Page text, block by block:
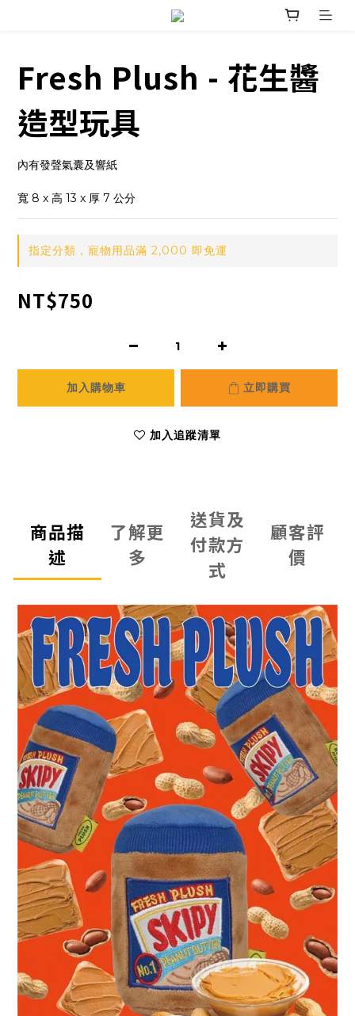
Fresh Plush - 花生醬
造型玩具
內有發聲氣囊及響紙
寬 8 x 高 13 x 厚 7 公分
指定分類，寵物用品滿 2,000 即免運
NT$750
加入購物車 立即購買
加入追蹤清單
商品描
述
了解更
多
送貨及
付款方
式
顧客評
價